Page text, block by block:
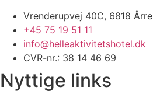
Vrenderupvej 40C, 6818 Årre
+45 75 19 51 11
info@helleaktivitetshotel.dk
CVR-nr.: 38 14 46 69
Nyttige links